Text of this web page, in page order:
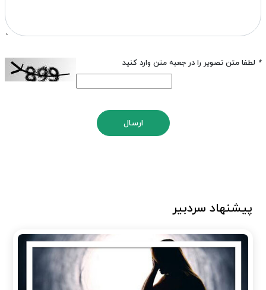
* لطفا متن تصویر را در جعبه متن وارد کنید
ارسال
پیشنهاد سردبیر